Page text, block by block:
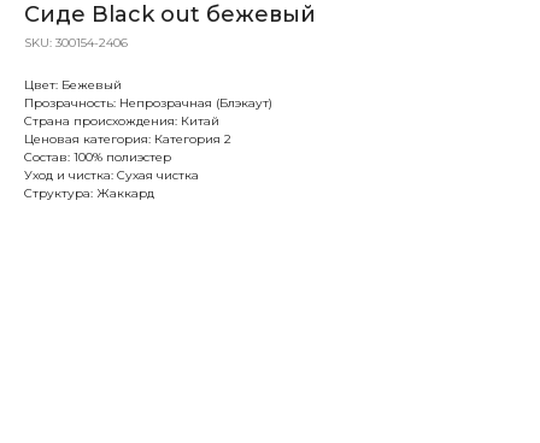
Сиде Вlack out бежевый
SKU: 300154-2406
Цвет: Бежевый
Прозрачность: Непрозрачная (Блэкаут)
Страна происхождения: Китай
Ценовая категория: Категория 2
Состав: 100% полиэстер
Уход и чистка: Сухая чистка
Структура: Жаккард